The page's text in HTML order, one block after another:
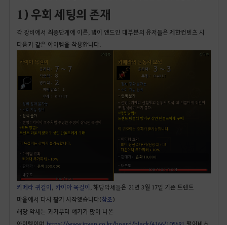
1) 우회 세팅의 존재
각 장비에서 최종단계에 이른, 템이 엔드인 대부분의 유저들은 제한컨텐츠 시
다음과 같은 아이템을 착용합니다.
키메라 귀걸이 카이아 목걸이 , 해당악세들은 21년 3월 17일 기준 트렌트
마을에서 다시 팔기 시작했습니다(참조)
해당 악세는 과거부터 얘기가 많이 나온
아이템이며 https://www.inven.co.kr/board/black/4166/105691 펄어비스